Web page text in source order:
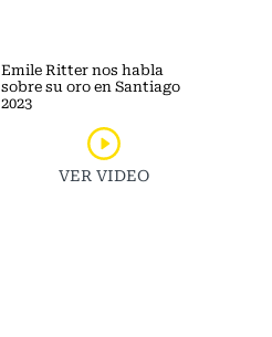
Emile Ritter nos habla
sobre su oro en Santiago
2023
VER VIDEO